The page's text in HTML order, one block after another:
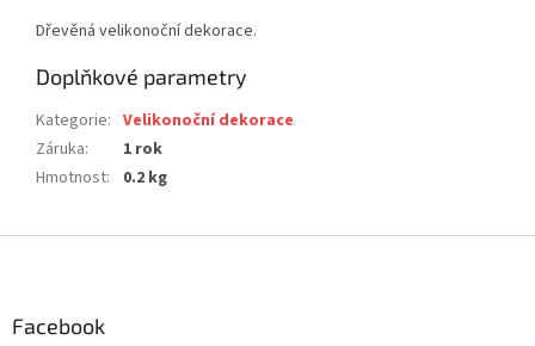
Dřevěná velikonoční dekorace.
Doplňkové parametry
Kategorie: Velikonoční dekorace
Záruka:
1 rok
Hmotnost: 0.2 kg
Facebook